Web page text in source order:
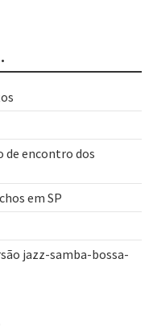
de encontro dos
em SP
jazz-samba-bossa-